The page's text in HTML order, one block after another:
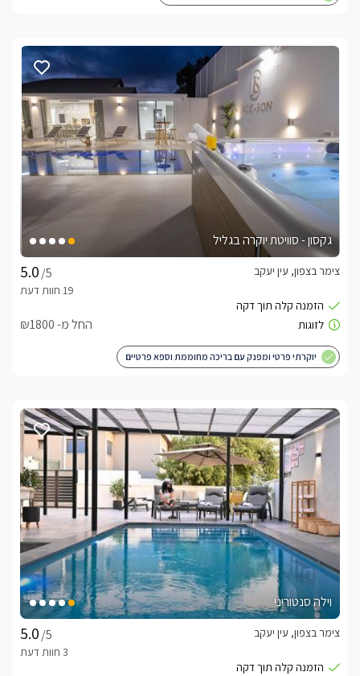
גקסון - סוויטת יוקרה בגליל
/5
צימר בצפון, עין יעקב
החל מ- ₪1800
יוקרתי פרטי ומפנק עם בריכה מחוממת וספא פרטיים
וילה סנטוריני
/5
צימר בצפון, עין יעקב